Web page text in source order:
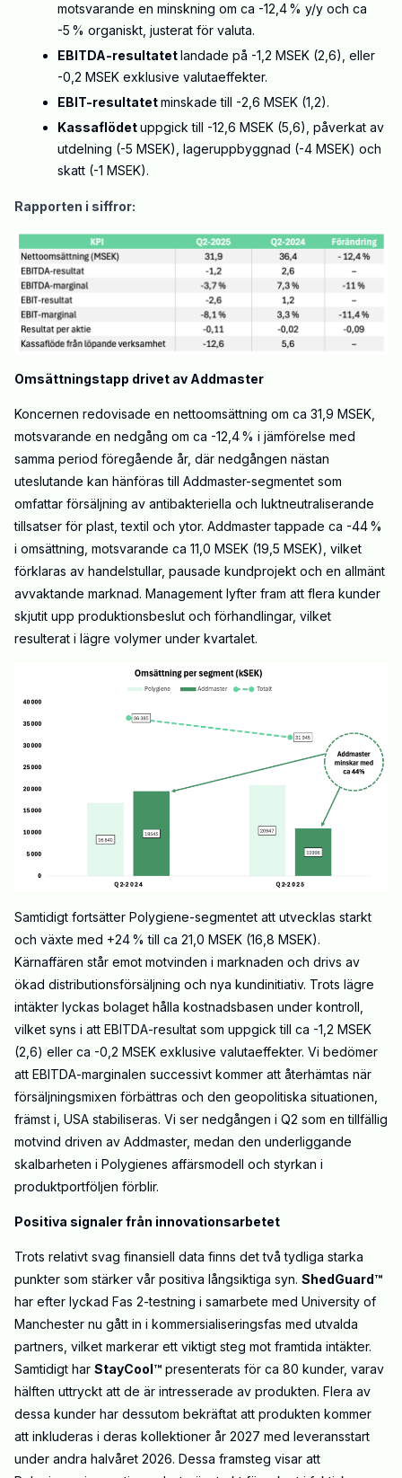
motsvarande en minskning om ca -12,4 % y/y och ca
-5 % organiskt, justerat för valuta.
EBITDA-resultatetlandade på -1,2 MSEK (2,6), eller
-0,2 MSEK exklusive valutaeffekter.
EBIT-resultatetminskade till -2,6 MSEK (1,2).
Kassaflödetuppgick till -12,6 MSEK (5,6), påverkat av
utdelning (-5 MSEK), lageruppbyggnad (-4 MSEK) och
skatt (-1 MSEK).
Rapporten i siffror:
Omsättningstapp drivet av Addmaster
Koncernen redovisade en nettoomsättning om ca 31,9 MSEK,
motsvarande en nedgång om ca -12,4 % i jämförelse med
samma period föregående år, där nedgången nästan
uteslutande kan hänföras till Addmaster-segmentet som
omfattar försäljning av antibakteriella och luktneutraliserande
tillsatser för plast, textil och ytor. Addmaster tappade ca -44 %
i omsättning, motsvarande ca 11,0 MSEK (19,5 MSEK), vilket
förklaras av handelstullar, pausade kundprojekt och en allmänt
avvaktande marknad. Management lyfter fram att flera kunder
skjutit upp produktionsbeslut och förhandlingar, vilket
resulterat i lägre volymer under kvartalet.
Samtidigt fortsätter Polygiene-segmentet att utvecklas starkt
och växte med +24 % till ca 21,0 MSEK (16,8 MSEK).
Kärnaffären står emot motvinden i marknaden och drivs av
ökad distributionsförsäljning och nya kundinitiativ. Trots lägre
intäkter lyckas bolaget hålla kostnadsbasen under kontroll,
vilket syns i att EBITDA-resultat som uppgick till ca -1,2 MSEK
(2,6) eller ca -0,2 MSEK exklusive valutaeffekter. Vi bedömer
att EBITDA-marginalen successivt kommer att återhämtas när
försäljningsmixen förbättras och den geopolitiska situationen,
främst i, USA stabiliseras. Vi ser nedgången i Q2 som en tillfällig
motvind driven av Addmaster, medan den underliggande
skalbarheten i Polygienes affärsmodell och styrkan i
produktportföljen förblir.
Positiva signaler från innovationsarbetet
Trots relativt svag finansiell data finns det två tydliga starka
punkter som stärker vår positiva långsiktiga syn. ShedGuard™
har efter lyckad Fas 2-testning i samarbete med University of
Manchester nu gått in i kommersialiseringsfas med utvalda
partners, vilket markerar ett viktigt steg mot framtida intäkter.
Samtidigt har StayCool™ presenterats för ca 80 kunder, varav
hälften uttryckt att de är intresserade av produkten. Flera av
dessa kunder har dessutom bekräftat att produkten kommer
att inkluderas i deras kollektioner år 2027 med leveransstart
under andra halvåret 2026. Dessa framsteg visar att